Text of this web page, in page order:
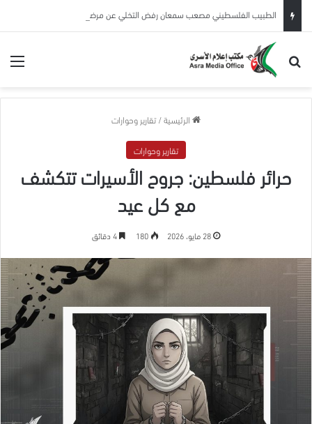
بحث عن
الرئيسية/ تقارير وحوارات
تقارير وحوارات
حرائر فلسطين: جروح الأسيرات تتكشف
مع كل عيد
28 مايو، 2026 180